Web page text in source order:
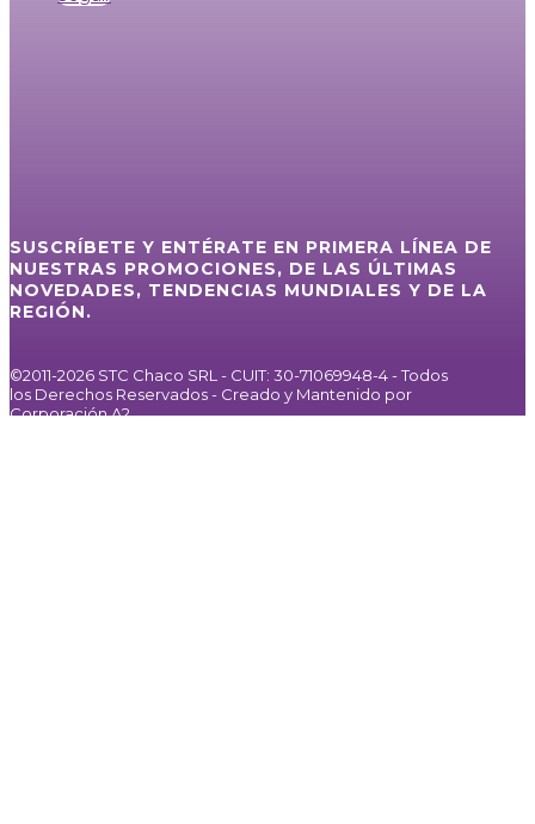
SUSCRÍBETE Y ENTÉRATE EN PRIMERA LÍNEA DE
NUESTRAS PROMOCIONES, DE LAS ÚLTIMAS
NOVEDADES, TENDENCIAS MUNDIALES Y DE LA
REGIÓN.
©2011-2026 STC Chaco SRL - CUIT: 30-71069948-4 - Todos
los Derechos Reservados - Creado y Mantenido por
Corporación A2